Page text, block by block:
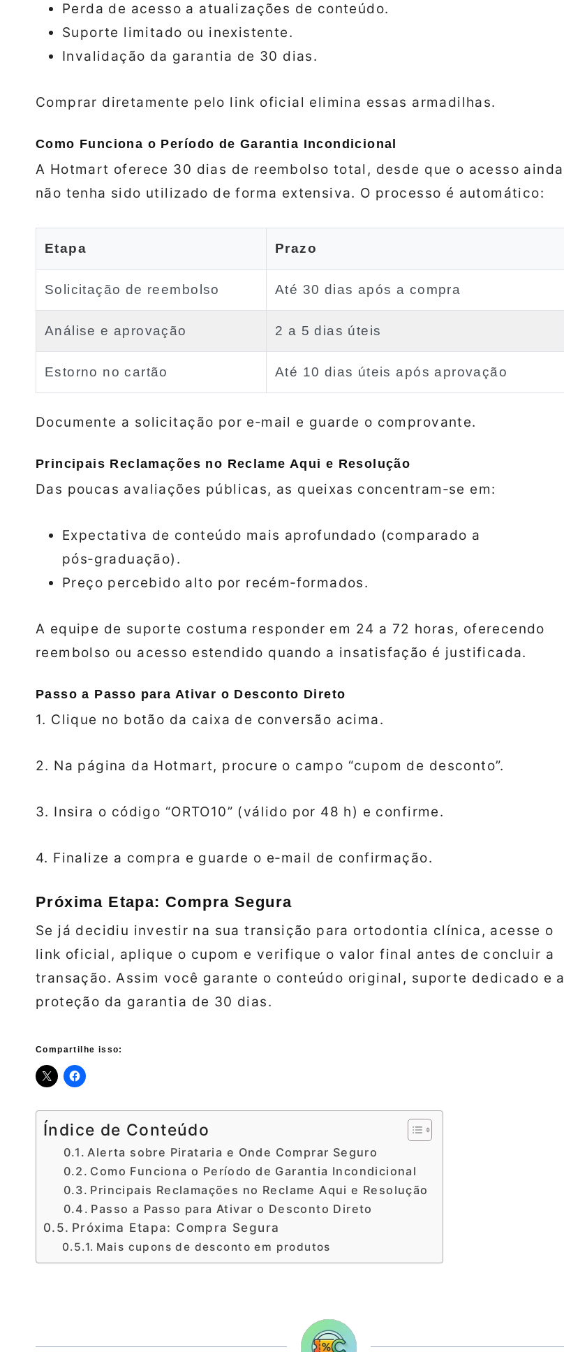
Perda de acesso a atualizações de conteúdo.
Suporte limitado ou inexistente.
Invalidação da garantia de 30 dias.
Comprar diretamente pelo link oficial elimina essas armadilhas.
Como Funciona o Período de Garantia Incondicional
A Hotmart oferece 30 dias de reembolso total, desde que o acesso ainda
não tenha sido utilizado de forma extensiva. O processo é automático:
Etapa Prazo
Solicitação de reembolso Até 30 dias após a compra
Análise e aprovação 2 a 5 dias úteis
Estorno no cartão Até 10 dias úteis após aprovação
Documente a solicitação por e‑mail e guarde o comprovante.
Principais Reclamações no Reclame Aqui e Resolução
Das poucas avaliações públicas, as queixas concentram‑se em:
Expectativa de conteúdo mais aprofundado (comparado a
pós‑graduação).
Preço percebido alto por recém‑formados.
A equipe de suporte costuma responder em 24 a 72 horas, oferecendo
reembolso ou acesso estendido quando a insatisfação é justificada.
Passo a Passo para Ativar o Desconto Direto
1. Clique no botão da caixa de conversão acima.
2. Na página da Hotmart, procure o campo “cupom de desconto”.
3. Insira o código “ORTO10” (válido por 48 h) e confirme.
4. Finalize a compra e guarde o e‑mail de confirmação.
Próxima Etapa: Compra Segura
Se já decidiu investir na sua transição para ortodontia clínica, acesse o
link oficial, aplique o cupom e verifique o valor final antes de concluir a
transação. Assim você garante o conteúdo original, suporte dedicado e a
proteção da garantia de 30 dias.
Compartilhe isso:
Índice de Conteúdo
Alerta sobre Pirataria e Onde Comprar Seguro
Como Funciona o Período de Garantia Incondicional
Principais Reclamações no Reclame Aqui e Resolução
Passo a Passo para Ativar o Desconto Direto
Próxima Etapa: Compra Segura
Mais cupons de desconto em produtos